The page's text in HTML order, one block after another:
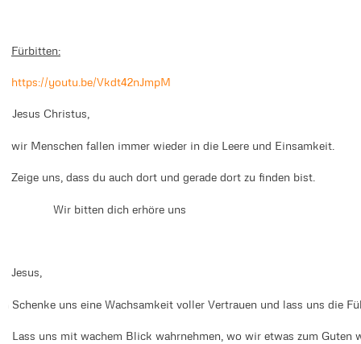
Fürbitten:
https://youtu.be/Vkdt42nJmpM
Jesus Christus,
wir Menschen fallen immer wieder in die Leere und Einsamkeit.
Zeige uns, dass du auch dort und gerade dort zu finden bist.
Wir bitten dich erhöre uns
Jesus,
Schenke uns eine Wachsamkeit voller Vertrauen und lass uns die
Lass uns mit wachem Blick wahrnehmen, wo wir etwas zum Guten